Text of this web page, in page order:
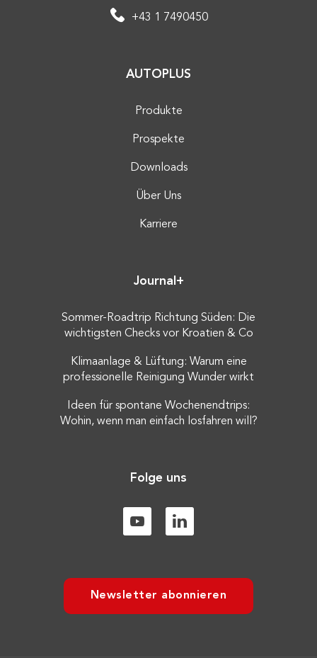
+43 1 7490450
AUTOPLUS
Produkte
Prospekte
Downloads
Über Uns
Karriere
Journal+
Sommer-Roadtrip Richtung Süden: Die
wichtigsten Checks vor Kroatien & Co
Klimaanlage & Lüftung: Warum eine
professionelle Reinigung Wunder wirkt
Ideen für spontane Wochenendtrips:
Wohin, wenn man einfach losfahren will?
Folge uns
Newsletter abonnieren